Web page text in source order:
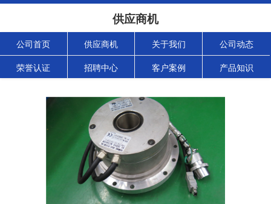
供应商机
公司首页 供应商机 关于我们 公司动态
荣誉认证 招聘中心 客户案例 产品知识